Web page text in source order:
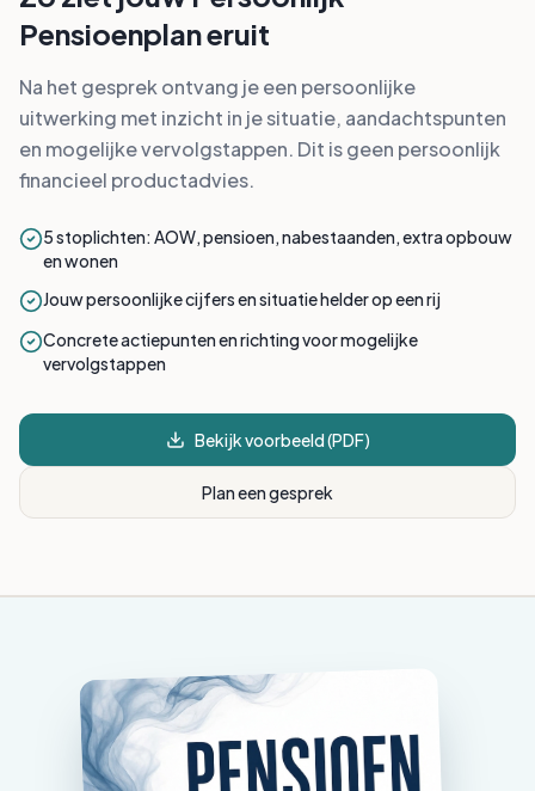
Zo ziet jouw Persoonlijk
Pensioenplan eruit
Na het gesprek ontvang je een persoonlijke
uitwerking met inzicht in je situatie, aandachtspunten
en mogelijke vervolgstappen. Dit is geen persoonlijk
financieel productadvies.
5 stoplichten: AOW, pensioen, nabestaanden, extra opbouw
en wonen
Jouw persoonlijke cijfers en situatie helder op een rij
Concrete actiepunten en richting voor mogelijke
vervolgstappen
Bekijk voorbeeld (PDF)
Plan een gesprek